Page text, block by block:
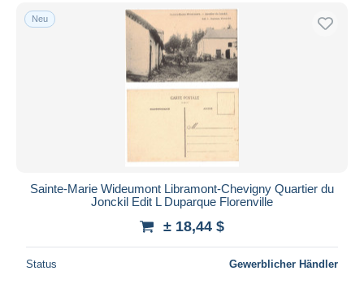
Übernehmen
Neu
Sainte-Marie Wideumont Libramont-Chevigny Quartier du
Jonckil Edit L Duparque Florenville
± 18,44 $
Status Gewerblicher Händler